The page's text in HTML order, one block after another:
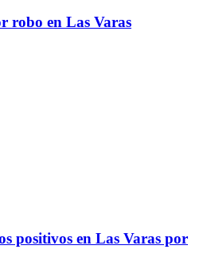
robo en Las Varas
positivos en Las Varas por